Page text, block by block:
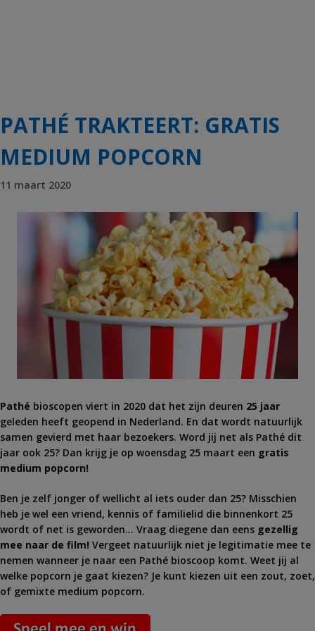
PATHÉ TRAKTEERT: GRATIS
MEDIUM POPCORN
11 maart 2020
Pathé bioscopen viert in 2020 dat het zijn deuren 25 jaar
geleden heeft geopend in Nederland. En dat wordt natuurlijk
samen gevierd met haar bezoekers. Word jij net als Pathé dit
jaar ook 25? Dan krijg je op woensdag 25 maart een gratis
medium popcorn!
Ben je zelf jonger of wellicht al iets ouder dan 25? Misschien
heb je wel een vriend, kennis of familielid die binnenkort 25
wordt of net is geworden… Vraag diegene dan eens gezellig
mee naar de film! Vergeet natuurlijk niet je legitimatie mee te
nemen wanneer je naar een Pathé bioscoop komt. Weet jij al
welke popcorn je gaat kiezen? Je kunt kiezen uit een zout, zoet,
of gemixte medium popcorn.